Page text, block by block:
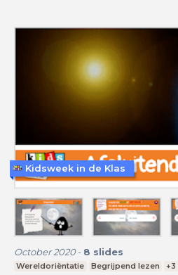
October 2020- 8 slides
Wereldoriëntatie Begrijpend lezen +3
Kidsweek in de Klas